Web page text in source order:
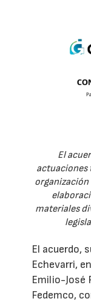
El
actuaciones
organización
materiales
El acuerdo,
Echevarri,
Emilio-José
Fedemco,